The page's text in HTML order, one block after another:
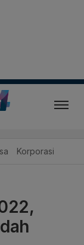
Korporasi